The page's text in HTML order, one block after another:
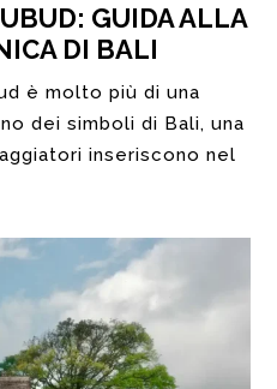
GUIDA ALLA
DI BALI
è molto più di una
dei simboli di Bali, una
inseriscono nel